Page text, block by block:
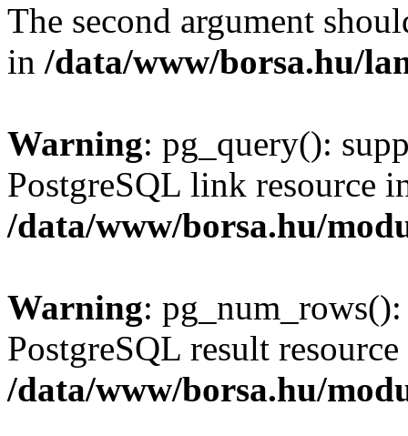
The second argument
in /data/www/borsa.hu/
Warning: pg_query():
PostgreSQL link resource
/data/www/borsa.hu/
Warning:
PostgreSQL result
/data/www/borsa.hu/